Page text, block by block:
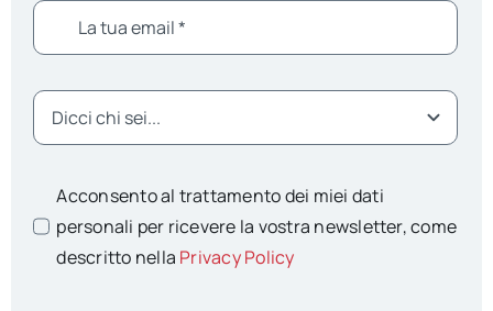
Acconsento al trattamento dei miei dati
personali per ricevere la vostra newsletter, come
descritto nella Privacy Policy